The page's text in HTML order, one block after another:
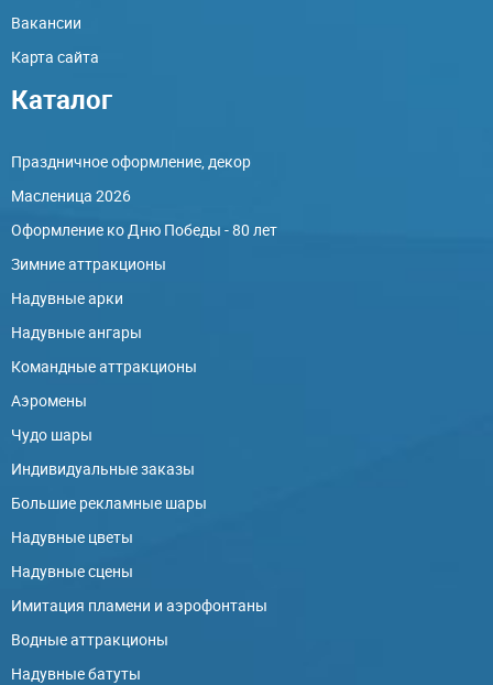
Вакансии
Карта сайта
Каталог
Праздничное оформление, декор
Масленица 2026
Оформление ко Дню Победы - 80 лет
Зимние аттракционы
Надувные арки
Надувные ангары
Командные аттракционы
Аэромены
Чудо шары
Индивидуальные заказы
Большие рекламные шары
Надувные цветы
Надувные сцены
Имитация пламени и аэрофонтаны
Водные аттракционы
Надувные батуты